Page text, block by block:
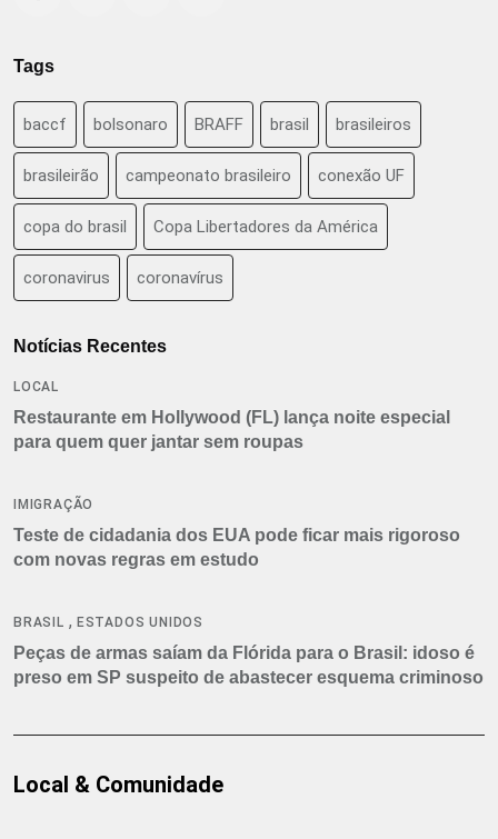
Tags
baccf bolsonaro BRAFF brasil brasileiros
brasileirão campeonato brasileiro conexão UF
copa do brasil Copa Libertadores da América
coronavirus coronavírus
Notícias Recentes
LOCAL
Restaurante em Hollywood (FL) lança noite especial
para quem quer jantar sem roupas
IMIGRAÇÃO
Teste de cidadania dos EUA pode ficar mais rigoroso
com novas regras em estudo
BRASIL , ESTADOS UNIDOS
Peças de armas saíam da Flórida para o Brasil: idoso é
preso em SP suspeito de abastecer esquema criminoso
Local & Comunidade